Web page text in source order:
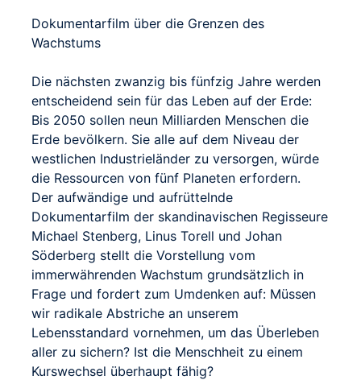
Dokumentarfilm über die Grenzen des
Wachstums
Die nächsten zwanzig bis fünfzig Jahre werden
entscheidend sein für das Leben auf der Erde:
Bis 2050 sollen neun Milliarden Menschen die
Erde bevölkern. Sie alle auf dem Niveau der
westlichen Industrieländer zu versorgen, würde
die Ressourcen von fünf Planeten erfordern.
Der aufwändige und aufrüttelnde
Dokumentarfilm der skandinavischen Regisseure
Michael Stenberg, Linus Torell und Johan
Söderberg stellt die Vorstellung vom
immerwährenden Wachstum grundsätzlich in
Frage und fordert zum Umdenken auf: Müssen
wir radikale Abstriche an unserem
Lebensstandard vornehmen, um das Überleben
aller zu sichern? Ist die Menschheit zu einem
Kurswechsel überhaupt fähig?